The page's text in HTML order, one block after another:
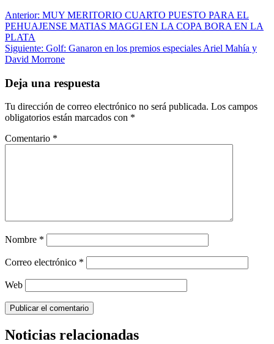
Navegación
de
entradas
Anterior: MUY MERITORIO CUARTO PUESTO PARA EL
PEHUAJENSE MATIAS MAGGI EN LA COPA BORA EN LA
PLATA
Siguiente: Golf: Ganaron en los premios especiales Ariel Mahía y
David Morrone
Deja una respuesta
Tu dirección de correo electrónico no será publicada. Los campos
obligatorios están marcados con *
Comentario *
Nombre *
Correo electrónico *
Web
Noticias relacionadas